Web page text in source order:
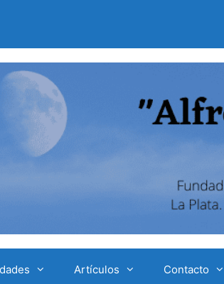
Artículos Contacto